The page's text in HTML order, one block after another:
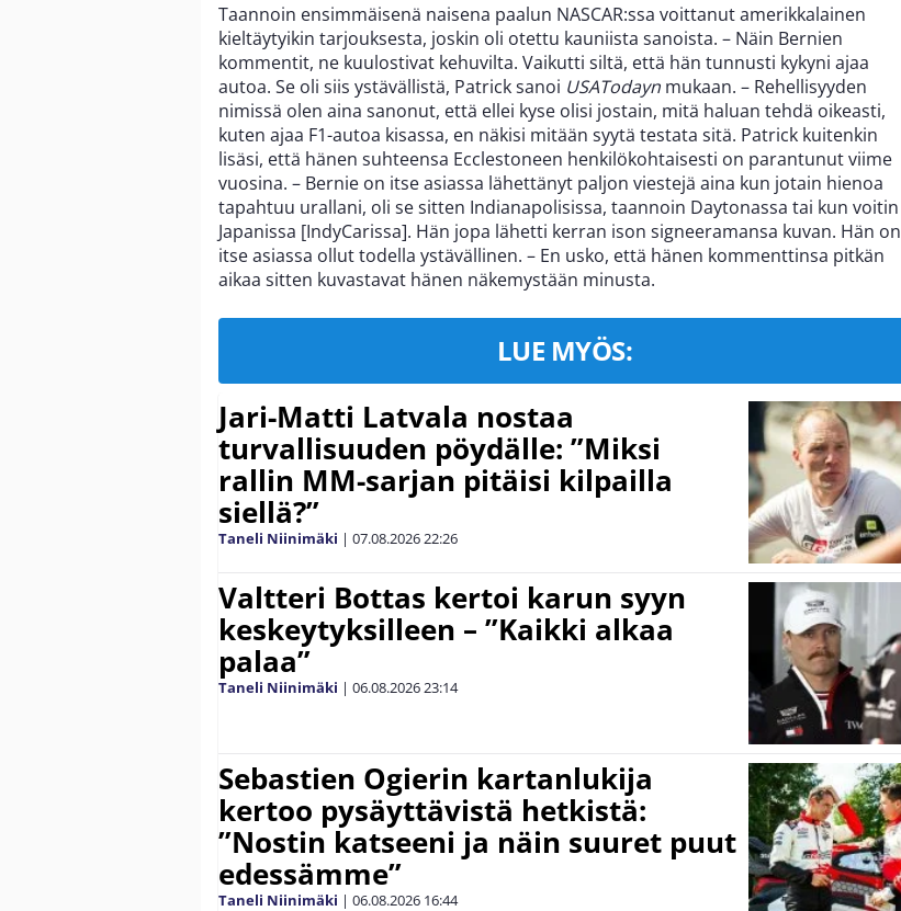
Taannoin ensimmäisenä naisena paalun NASCAR:ssa voittanut amerikkalainen
kieltäytyikin tarjouksesta, joskin oli otettu kauniista sanoista. – Näin Bernien
kommentit, ne kuulostivat kehuvilta. Vaikutti siltä, että hän tunnusti kykyni ajaa
autoa. Se oli siis ystävällistä, Patrick sanoi USATodayn mukaan. – Rehellisyyden
nimissä olen aina sanonut, että ellei kyse olisi jostain, mitä haluan tehdä oikeasti,
kuten ajaa F1-autoa kisassa, en näkisi mitään syytä testata sitä. Patrick kuitenkin
lisäsi, että hänen suhteensa Ecclestoneen henkilökohtaisesti on parantunut viime
vuosina. – Bernie on itse asiassa lähettänyt paljon viestejä aina kun jotain hienoa
tapahtuu urallani, oli se sitten Indianapolisissa, taannoin Daytonassa tai kun voitin
Japanissa [IndyCarissa]. Hän jopa lähetti kerran ison signeeramansa kuvan. Hän on
itse asiassa ollut todella ystävällinen. – En usko, että hänen kommenttinsa pitkän
aikaa sitten kuvastavat hänen näkemystään minusta.
LUE MYÖS:
Jari-Matti Latvala nostaa
turvallisuuden pöydälle: ”Miksi
rallin MM-sarjan pitäisi kilpailla
siellä?”
Taneli Niinimäki | 07.08.202622:26
Valtteri Bottas kertoi karun syyn
keskeytyksilleen – ”Kaikki alkaa
palaa”
Taneli Niinimäki | 06.08.202623:14
Sebastien Ogierin kartanlukija
kertoo pysäyttävistä hetkistä:
”Nostin katseeni ja näin suuret puut
edessämme”
Taneli Niinimäki | 06.08.2026 16:44